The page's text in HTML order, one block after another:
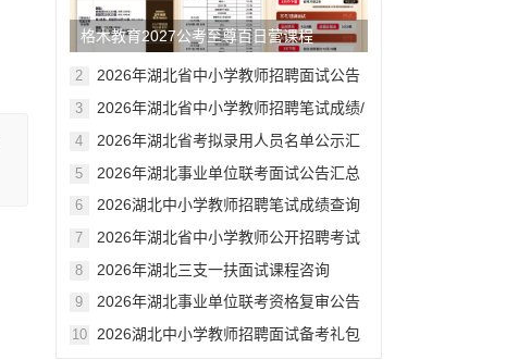
格木教育2027公考至尊百日营课程
2
2026年湖北省中小学教师招聘面试公告
3
2026年湖北省中小学教师招聘笔试成绩/
4
2026年湖北省考拟录用人员名单公示汇
5 2026年湖北事业单位联考面试公告汇总
6
2026湖北中小学教师招聘笔试成绩查询
7
2026年湖北省中小学教师公开招聘考试
8 2026年湖北三支一扶面试课程咨询
9
2026年湖北事业单位联考资格复审公告
10 2026湖北中小学教师招聘面试备考礼包